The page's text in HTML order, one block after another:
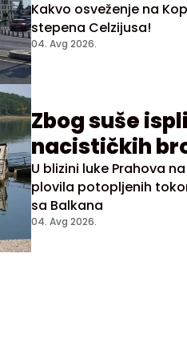
Kakvo osveženje na
stepena Celzijusa!
04. Avg 2026.
Zbog suše
nacističkih
U blizini luke Prahova
plovila potopljenih
sa Balkana
04. Avg 2026.